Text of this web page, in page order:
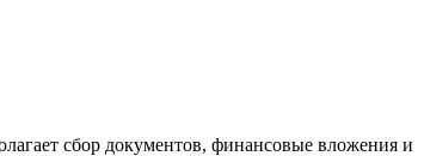
сбор документов, финансовые вложения и